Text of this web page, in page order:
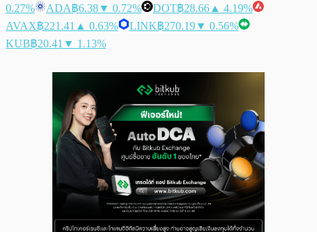
0.27%
ADA฿6.38▼ 0.72% DOT฿28.66 ▲ 4.19%
AVAX฿221.41 ▲ 0.63% LINK฿270.19▼ 0.56%
KUB฿20.41 ▼ 1.13%